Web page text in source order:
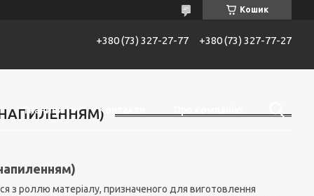
Кошик
+380 (73) 327-27-77 +380 (73) 327-77-27
Тканини Контакти
з роллю матеріалу, призначеного для виготовлення